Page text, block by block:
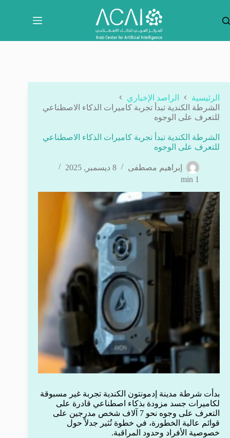
المحتوى
الرئيسية
الراصد الإخباري
الشرطة الكندية تبدأ تجربة كاميرات الذكاء الاصطناعي
للتعرف على الوجوه
الشرطة الكندية تبدأ تجربة كاميرات الذكاء الاصطناعي
للتعرف على الوجوه
إبراهيم مصطفى
8 ديسمبر, 2025
1 min
بدأت شرطة مدينة إدمونتون الكندية تجربة غير مسبوقة
لكاميرات جسد مزودة بذكاء اصطناعي قادرة على
التعرف على وجوه نحو 7 آلاف شخص مدرجين على
قوائم عالية الخطورة، في خطوة تُثير جدلاً حول
خصوصية الأفراد وحدود المراقبة.